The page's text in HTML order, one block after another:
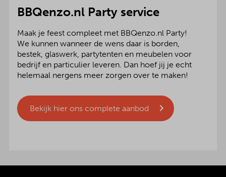
BBQenzo.nl Party service
Maak je feest compleet met BBQenzo.nl Party!
We kunnen wanneer de wens daar is borden,
bestek, glaswerk, partytenten en meubelen voor
bedrijf en particulier leveren. Dan hoef jij je echt
helemaal nergens meer zorgen over te maken!
Bekijk hier ons complete aanbod